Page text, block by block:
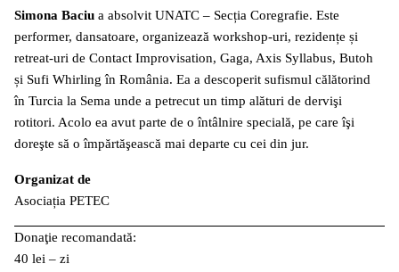
Simona Baciu a absolvit UNATC – Secția Coregrafie. Este
performer, dansatoare, organizează workshop-uri, rezidențe și
retreat-uri de Contact Improvisation, Gaga, Axis Syllabus, Butoh
și Sufi Whirling în România. Ea a descoperit sufismul călătorind
în Turcia la Sema unde a petrecut un timp alături de dervişi
rotitori. Acolo ea avut parte de o întâlnire specială, pe care îşi
doreşte să o împărtăşească mai departe cu cei din jur.
Organizat de
Asociația PETEC
Donaţie recomandată:
40 lei – zi